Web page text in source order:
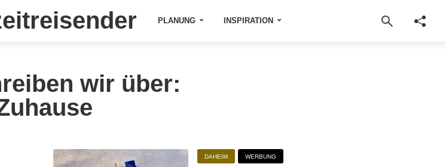
PLANUNG INSPIRATION
wir über:
DAHEIM WERBUNG